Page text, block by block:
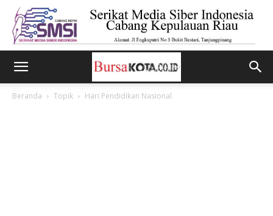
Beranda Topik Hari Pendidikan Nasional